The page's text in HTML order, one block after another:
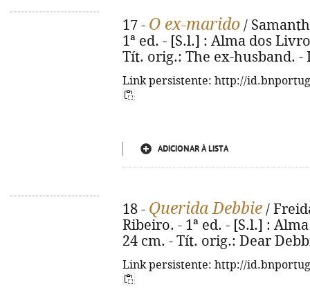
17 - O ex-marido /
1ª ed. - [S.l.] : Alma dos
Tít. orig.: The ex-husband. -
Link persistente: http://
ADICIONAR À LISTA
18 - Querida Debbie /
Ribeiro. - 1ª ed. - [S.l.] :
24 cm. - Tít. orig.: Dear
Link persistente: http://